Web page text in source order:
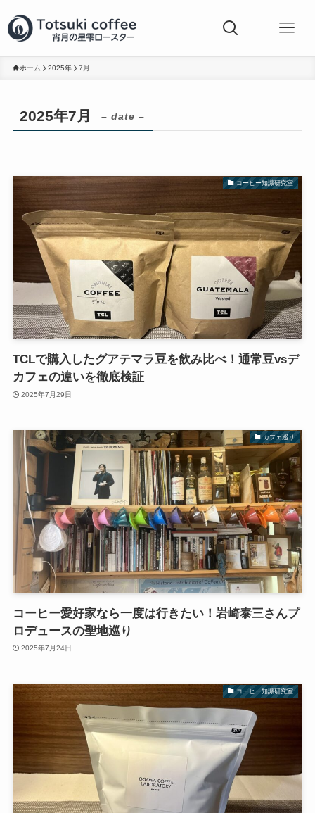
ホーム 2025年 7月
2025年7月 – date –
コーヒー知識研究室
TCLで購入したグアテマラ豆を飲み比べ！通常豆vsデ
カフェの違いを徹底検証
2025年7月29日
カフェ巡り
コーヒー愛好家なら一度は行きたい！岩崎泰三さんプ
ロデュースの聖地巡り
2025年7月24日
コーヒー知識研究室